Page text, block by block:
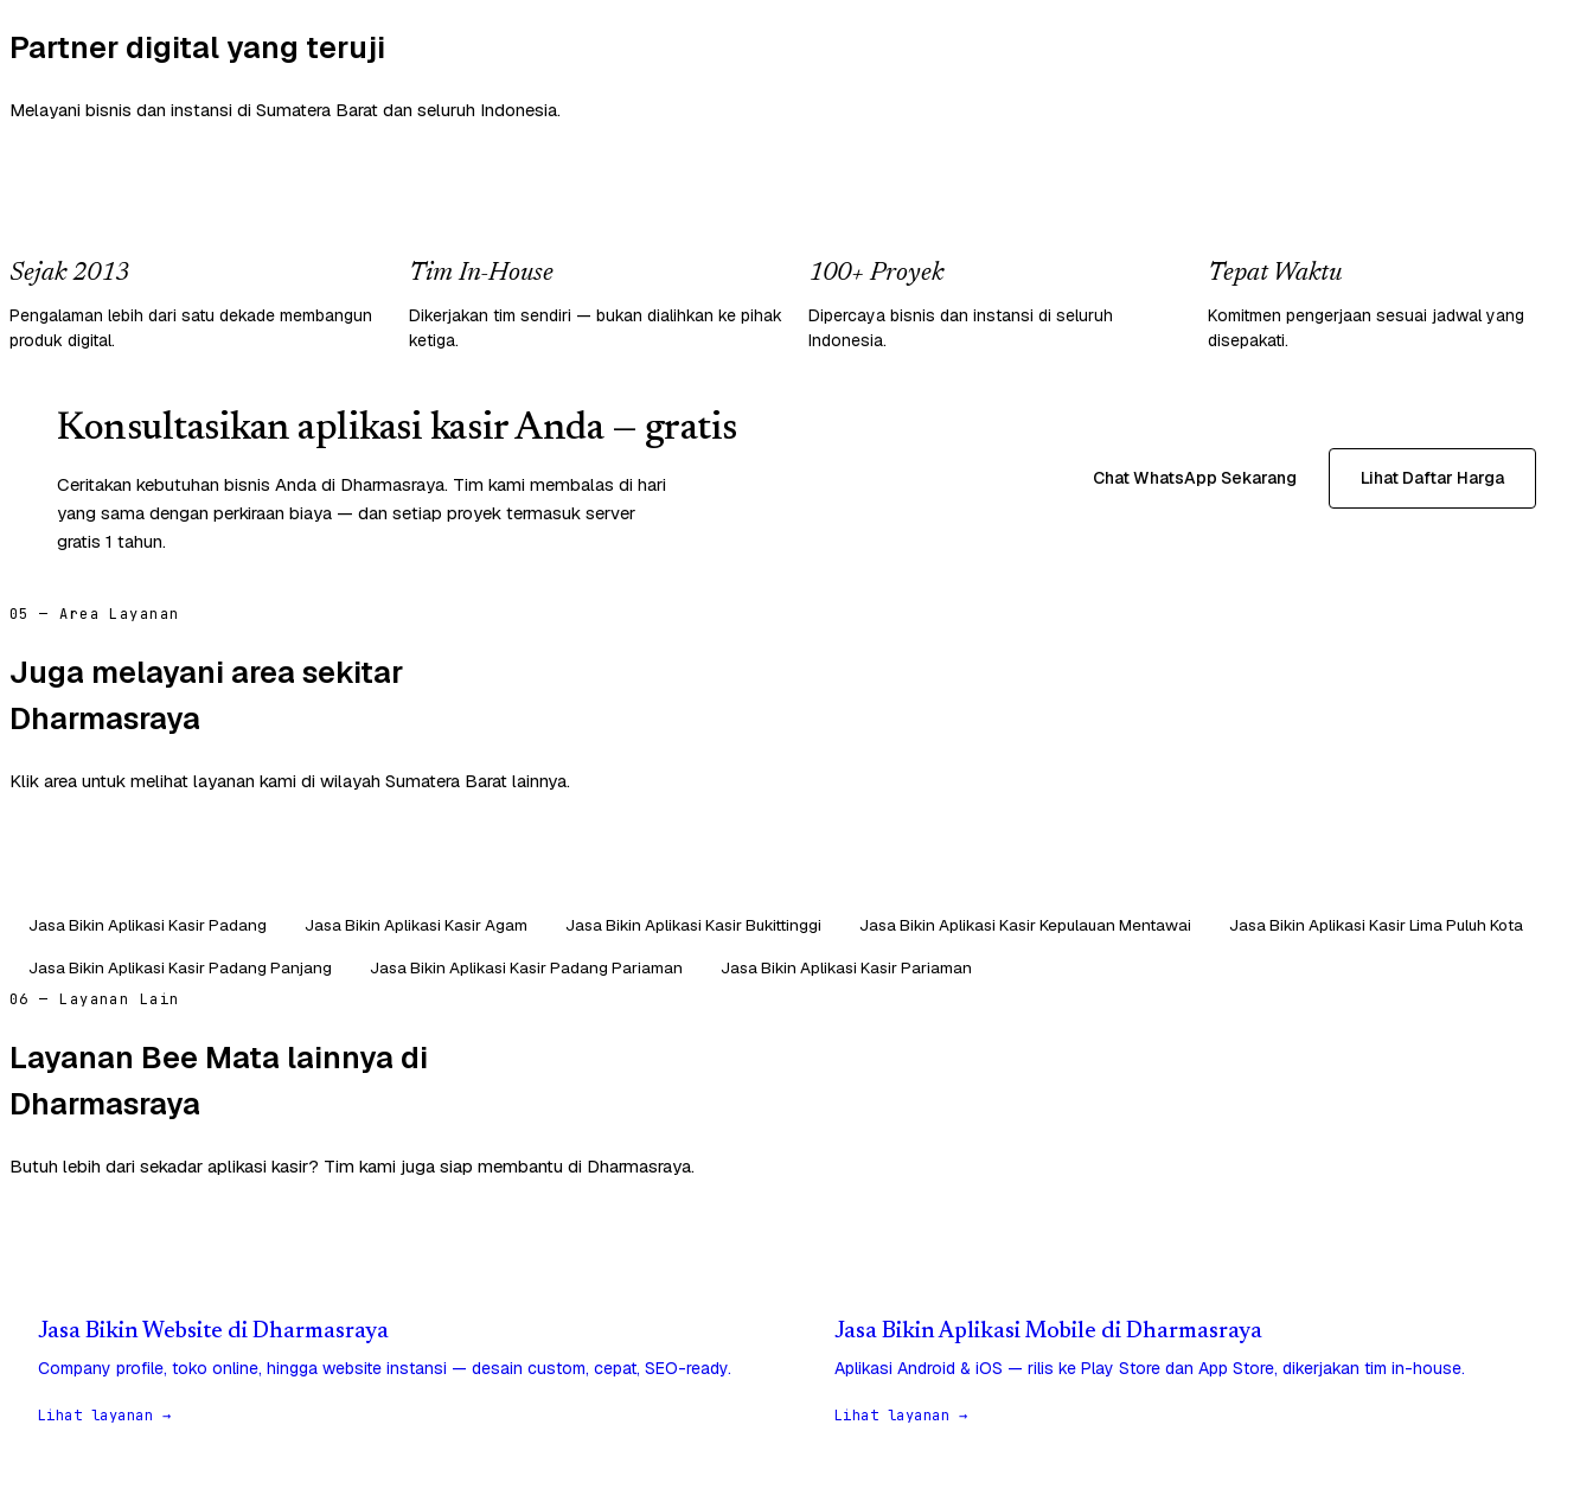
Partner digital yang teruji
Melayani bisnis dan instansi di Sumatera Barat dan seluruh Indonesia.
Sejak 2013
Pengalaman lebih dari satu dekade membangun
produk digital.
Tim In-House
Dikerjakan tim sendiri — bukan dialihkan ke pihak
ketiga.
100+ Proyek
Dipercaya bisnis dan instansi di seluruh
Indonesia.
Tepat Waktu
Komitmen pengerjaan sesuai jadwal yang
disepakati.
Konsultasikan aplikasi kasir Anda — gratis
Ceritakan kebutuhan bisnis Anda di Dharmasraya. Tim kami membalas di hari
yang sama dengan perkiraan biaya — dan setiap proyek termasuk server
gratis 1 tahun.
Chat WhatsApp Sekarang Lihat Daftar Harga
05 — Area Layanan
Juga melayani area sekitar
Dharmasraya
Klik area untuk melihat layanan kami di wilayah Sumatera Barat lainnya.
Jasa Bikin Aplikasi Kasir Padang Jasa Bikin Aplikasi Kasir Agam Jasa Bikin Aplikasi Kasir Bukittinggi Jasa Bikin Aplikasi Kasir Kepulauan Mentawai
Jasa Bikin Aplikasi Kasir Lima Puluh Kota
Jasa Bikin Aplikasi Kasir Padang Panjang
Jasa Bikin Aplikasi Kasir Padang Pariaman Jasa Bikin Aplikasi Kasir Pariaman
06 — Layanan Lain
Layanan Bee Mata lainnya di
Dharmasraya
Butuh lebih dari sekadar aplikasi kasir? Tim kami juga siap membantu di Dharmasraya.
Jasa Bikin Website di Dharmasraya
Company profile, toko online, hingga website instansi — desain custom, cepat, SEO-ready.
Lihat layanan →
Jasa Bikin Aplikasi Mobile di Dharmasraya
Aplikasi Android & iOS — rilis ke Play Store dan App Store, dikerjakan tim in-house.
Lihat layanan →